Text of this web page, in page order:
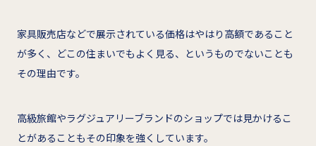
家具販売店などで展示されている価格はやはり高額であること
が多く、どこの住まいでもよく見る、というものでないことも
その理由です。
高級旅館やラグジュアリーブランドのショップでは見かけるこ
とがあることもその印象を強くしています。